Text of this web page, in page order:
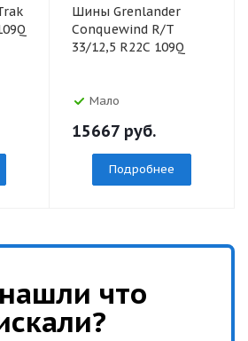
Шины Grenlander
Conquewind R/T
33/12,5 R22C 109Q
Мало
15667 руб.
Подробнее
что